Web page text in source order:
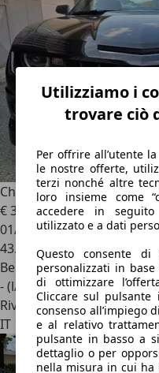
Chevrolet CamaroSS
€ 37.900
01/2011
43.680 km
Benzina
- (l/100 km)
Rivenditore
IT 10042Nichelino - Torino
Utilizziamo i
trovare ciò
Per offrire all’utente
le nostre offerte,
terzi nonché altre
loro insieme come
accedere in
utilizzato e a dati
Questo consente di
personalizzati in
di ottimizzare
Cliccare sul
consenso all’impiego
e al relativo
pulsante in basso a
dettaglio o per
nella misura in cui